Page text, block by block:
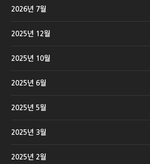
2026년 7월
2025년 12월
2025년 10월
2025년 6월
2025년 5월
2025년 3월
2025년 2월